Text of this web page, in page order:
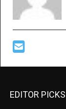
EDITOR PICKS